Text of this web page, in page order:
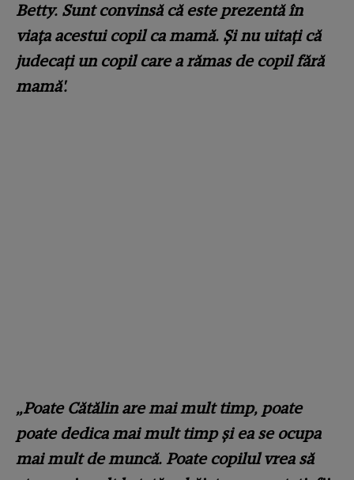
Betty. Sunt convinsă că este prezentă în
viața acestui copil ca mamă. Și nu uitați că
judecați un copil care a rămas de copil fără
mamă'.
„Poate Cătălin are mai mult timp, poate
poate dedica mai mult timp și ea se ocupa
mai mult de muncă. Poate copilul vrea să